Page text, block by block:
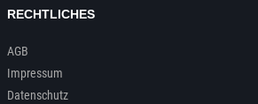
RECHTLICHES
AGB
Impressum
Datenschutz